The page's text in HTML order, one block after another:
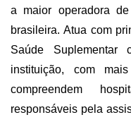
a maior operadora
brasileira. Atua com
Saúde Suplementar
instituição, com
compreendem
responsáveis pela